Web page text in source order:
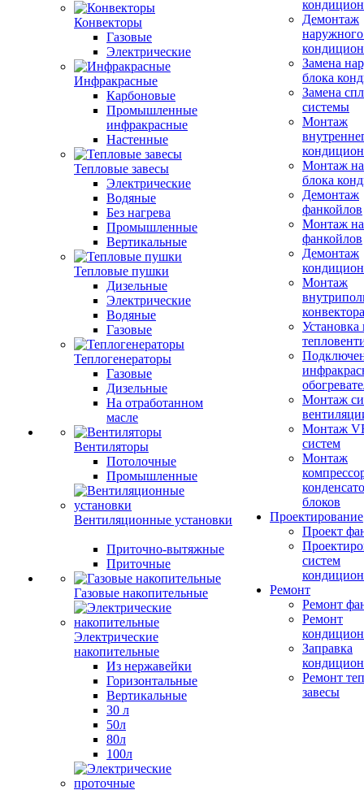
Конвекторы
Газовые
Электрические
Инфракрасные
Карбоновые
Промышленные
инфракрасные
Настенные
Тепловые завесы
Электрические
Водяные
Без нагрева
Промышленные
Вертикальные
Тепловые пушки
Дизельные
Электрические
Водяные
Газовые
Теплогенераторы
Газовые
Дизельные
На отработанном
масле
Вентиляторы
Потолочные
Промышленные
Вентиляционные установки
Приточно-вытяжные
Приточные
Газовые накопительные
Электрические
накопительные
Из нержавейки
Горизонтальные
Вертикальные
30 л
50л
80л
100л
Демонтаж
Замена
блока
Замена
системы
Монтаж
Монтаж
блока
Демонтаж
фанкойлов
Монтаж
фанкойлов
Демонтаж
Монтаж
конвектора
Установка
Монтаж
Монтаж
систем
Монтаж
блоков
Проектирование
Проект
систем
Ремонт
Ремонт
Ремонт
Заправка
Ремонт
завесы